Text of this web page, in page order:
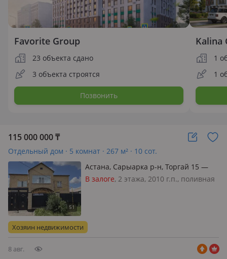
Favorite Group
23 объекта сдано
3 объекта строятся
Позвонить
Kalina
1
1
115 000 000₸
Отдельный дом · 5 комнат · 267 м² · 10 сот.
Астана, Сарыарка р-н, Торгай 15 —
Улытау
В залоге, 2 этажа, 2010 г.п., поливная
соток, ровный, ухоженный, с
отличным потенциалом дл…
Хозяин недвижимости
8 авг.